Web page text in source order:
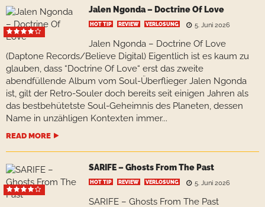
Jalen Ngonda – Doctrine Of Love
HOT TIP REVIEW VERLOSUNG 5. Juni 2026
Jalen Ngonda – Doctrine Of Love
(Daptone Records/Believe Digital) Eigentlich ist es kaum zu
glauben, dass “Doctrine Of Love“ erst das zweite
abendfüllende Album vom Soul-Überflieger Jalen Ngonda
ist, gilt der Retro-Souler doch bereits seit einigen Jahren als
das bestbehütetste Soul-Geheimnis des Planeten, dessen
Name in unzähligen Kontexten immer...
READ MORE
SARIFE – Ghosts From The Past
HOT TIP REVIEW VERLOSUNG 5. Juni 2026
SARIFE – Ghosts From The Past